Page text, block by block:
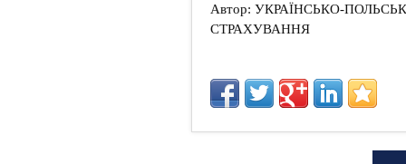
Автор: УКРАЇНСЬКО-
СТРАХУВАННЯ